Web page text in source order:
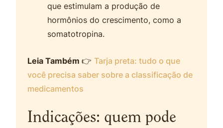
que estimulam a produção de
hormônios do crescimento, como a
somatotropina.
Leia Também👉Tarja preta: tudo o que
você precisa saber sobre a classificação de
medicamentos
Indicações: quem pode